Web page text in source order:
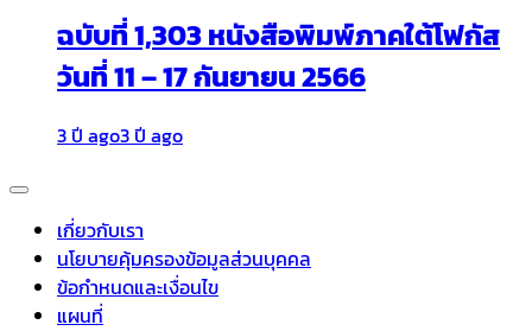
ฉบับที่ 1,303 หนังสือพิมพ์ภาคใต้โฟกัส
วันที่ 11 – 17 กันยายน 2566
3 ปี ago3 ปี ago
เกี่ยวกับเรา
นโยบายคุ้มครองข้อมูลส่วนบุคคล
ข้อกำหนดและเงื่อนไข
แผนที่